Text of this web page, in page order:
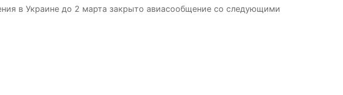
в Украине до 2 марта закрыто авиасообщение со следующими